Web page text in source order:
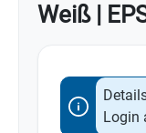
Weiß |
Login